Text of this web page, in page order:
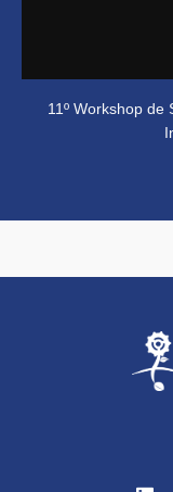
11º Workshop